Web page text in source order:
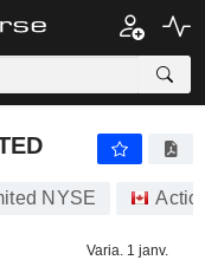
NYSE
Varia. 1 janv.